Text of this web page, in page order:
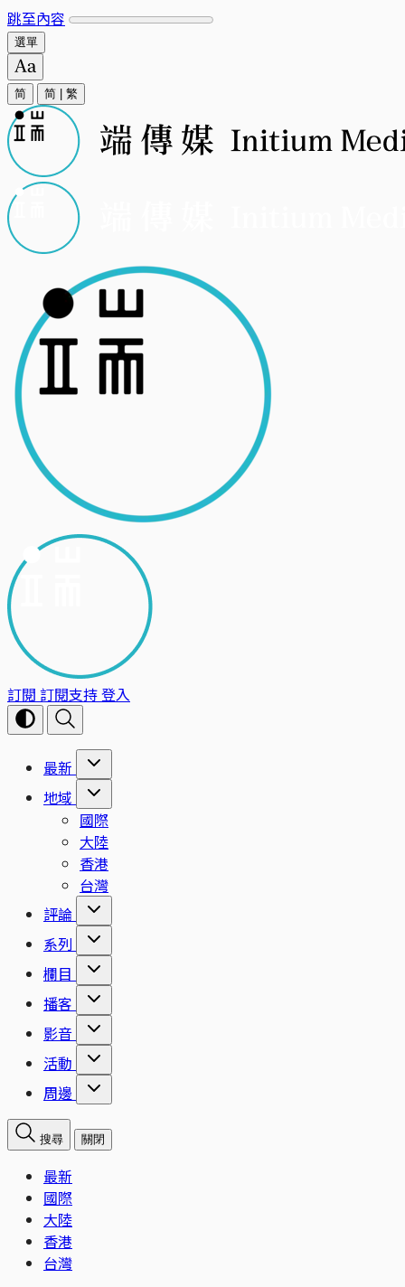
跳至內容
選單
简 简 繁
訂閱 訂閱支持登入
最新
地域
國際
大陸
香港
台灣
評論
系列
欄目
播客
影音
活動
周邊
搜尋 關閉
最新
國際
大陸
香港
台灣